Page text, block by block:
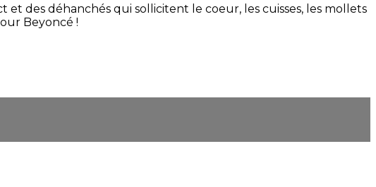
des déhanchés qui sollicitent le coeur, les cuisses, les mollets
Beyoncé !